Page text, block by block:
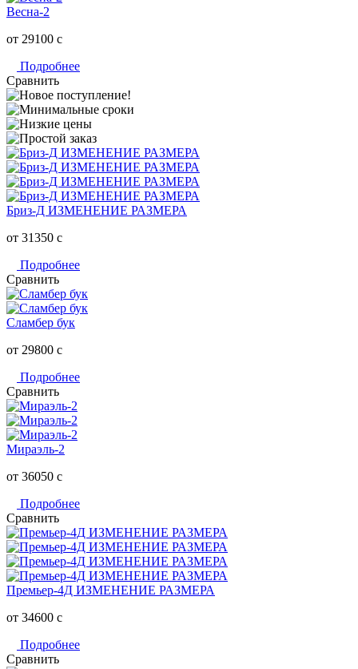
Весна-2
от 29100 c
Подробнее
Сравнить
Бриз-Д ИЗМЕНЕНИЕ РАЗМЕРА
от 31350 c
Подробнее
Сравнить
Сламбер бук
от 29800 c
Подробнее
Сравнить
Мираэль-2
от 36050 c
Подробнее
Сравнить
Премьер-4Д ИЗМЕНЕНИЕ РАЗМЕРА
от 34600 c
Подробнее
Сравнить